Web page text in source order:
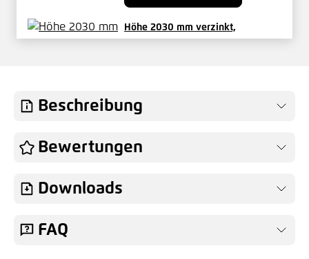
Höhe 2030 mm verzinkt,
Eckpfosten 60x60 mm - MS
Beschreibung
Bewertungen
Downloads
FAQ